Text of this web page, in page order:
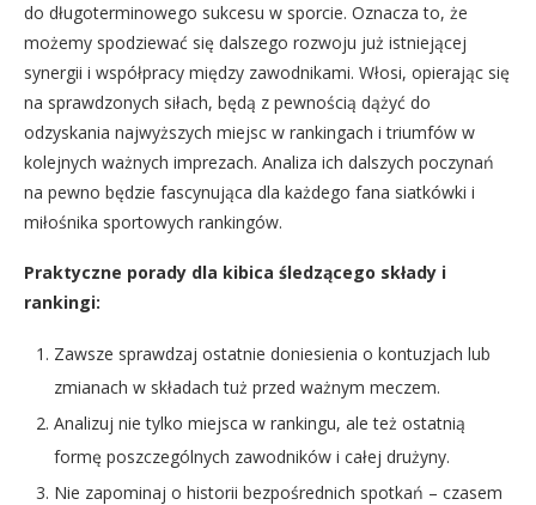
do długoterminowego sukcesu w sporcie. Oznacza to, że
możemy spodziewać się dalszego rozwoju już istniejącej
synergii i współpracy między zawodnikami. Włosi, opierając się
na sprawdzonych siłach, będą z pewnością dążyć do
odzyskania najwyższych miejsc w rankingach i triumfów w
kolejnych ważnych imprezach. Analiza ich dalszych poczynań
na pewno będzie fascynująca dla każdego fana siatkówki i
miłośnika sportowych rankingów.
Praktyczne porady dla kibica śledzącego składy i
rankingi:
Zawsze sprawdzaj ostatnie doniesienia o kontuzjach lub
zmianach w składach tuż przed ważnym meczem.
Analizuj nie tylko miejsca w rankingu, ale też ostatnią
formę poszczególnych zawodników i całej drużyny.
Nie zapominaj o historii bezpośrednich spotkań – czasem